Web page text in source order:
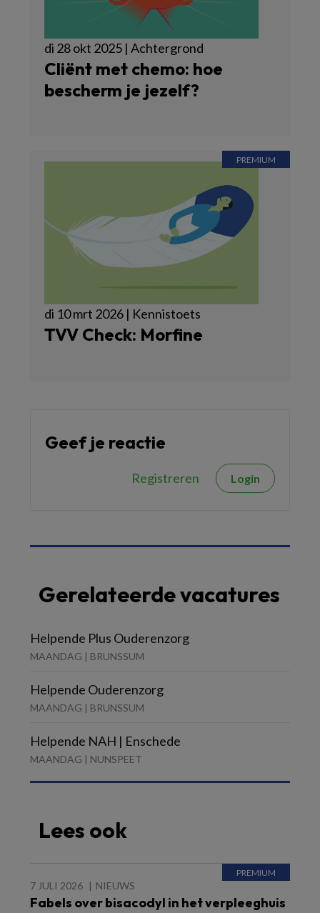
di 28 okt 2025 | Achtergrond
Cliënt met chemo: hoe
bescherm je jezelf?
di 10 mrt 2026 | Kennistoets
TVV Check: Morfine
Geef je reactie
Registreren Login
Gerelateerde vacatures
Helpende Plus Ouderenzorg
MAANDAG | BRUNSSUM
Helpende Ouderenzorg
MAANDAG | BRUNSSUM
Helpende NAH | Enschede
MAANDAG | NUNSPEET
Lees ook
7 JULI 2026 NIEUWS
Fabels over bisacodyl in het verpleeghuis